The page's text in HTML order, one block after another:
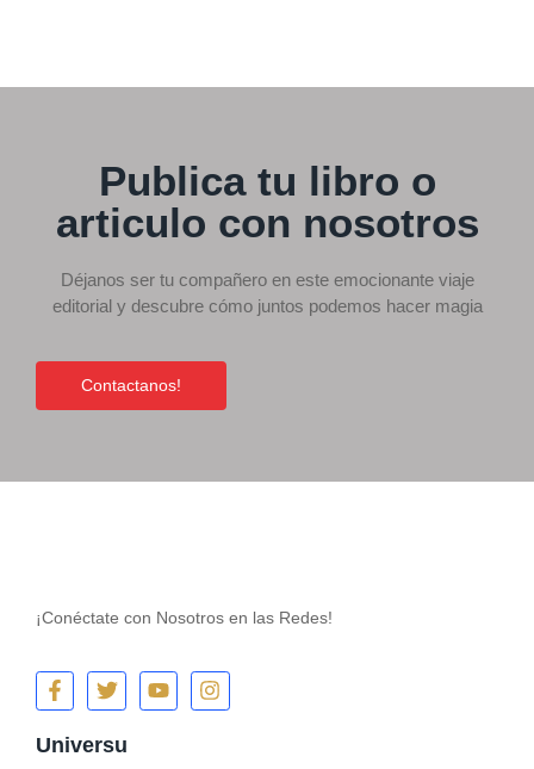
Publica tu libro o
articulo con nosotros
Déjanos ser tu compañero en este emocionante viaje
editorial y descubre cómo juntos podemos hacer magia
Contactanos!
¡Conéctate con Nosotros en las Redes!
Universu